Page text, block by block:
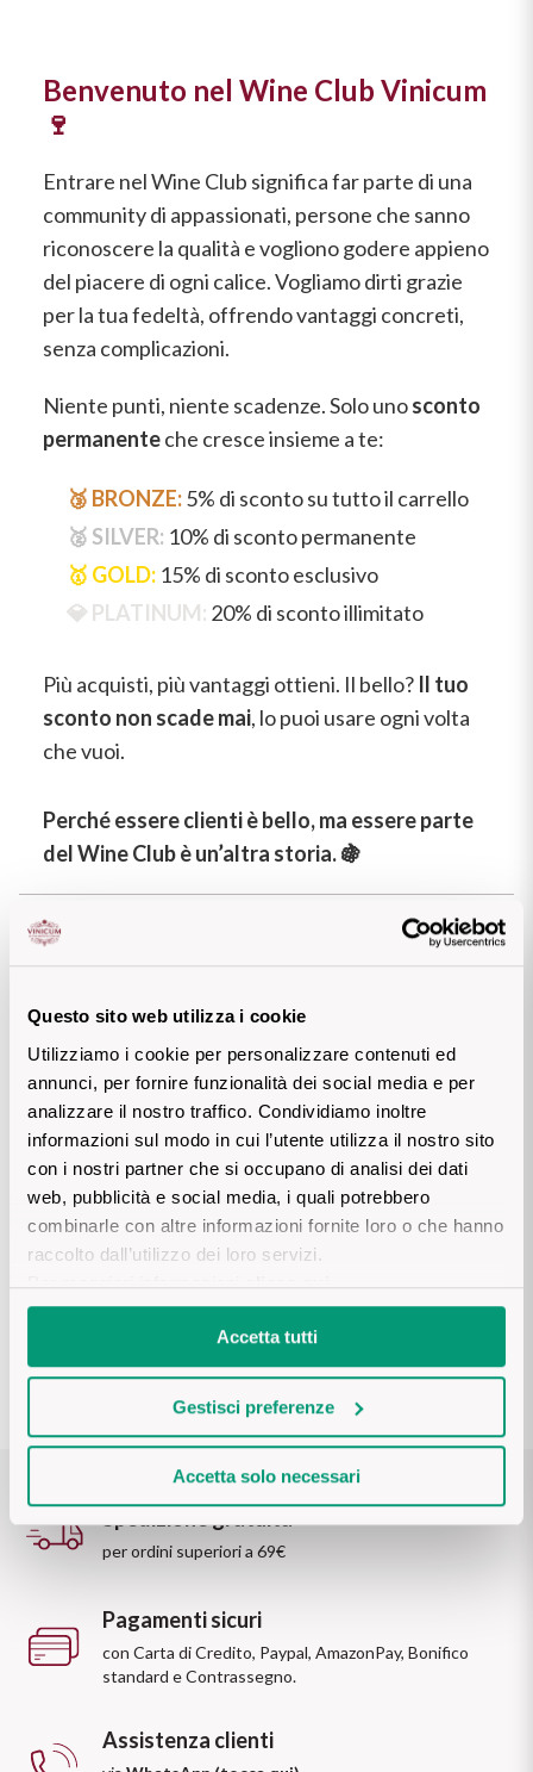
Questo sito web utilizza i cookie
Utilizziamo i cookie per personalizzare contenuti ed
annunci, per fornire funzionalità dei social media e per
analizzare il nostro traffico. Condividiamo inoltre
informazioni sul modo in cui l’utente utilizza il nostro sito
con i nostri partner che si occupano di analisi dei dati
web, pubblicità e social media, i quali potrebbero
combinarle con altre informazioni fornite loro o che hanno
raccolto dall’utilizzo dei loro servizi.
Per maggiori informazioniclicca qui.
Accetta tutti
Gestisci preferenze
Accetta solo necessari
Cavicchioli
Conti Serristori
EPC Champagne
Fontana Candida
Melini
Nino Negri
Re Manfredi
Santi
Vigneti La Selvanella
REGIONE
Bordeaux
Lazio
Lombardia
Puglia
Toscana
Chianti
Franciacorta
Frascati
Lugana
Metodo Classico
Nebbiolo
Nero D'Avola
Pinot Grigio
Pinot Nero
Recioto
Ripasso
Sauvignon
Sforzato di Valtellina
Soave
Valpolicella
PROVENIENZA
Vini Lucani
Carne
IL CUORE ROSSO
DI BASILICATA
Scopri l'Aglianico
LASCIATI
INCANTARE
DALL'AMARONE
Il Re dei rossi
Scopri i vini
Carne
Vedi tutti
SOAVE: IL
VERONA
Scopri di più
I BIANCHI DI
SICILIA
Scopri di più
KREOS
Negroamaro
Rosato Salento IGT
Rosa brillante e intenso che
ricorda il colore del corallo di mare!
Gli indispensabili per il vino
Benvenuto nel Wine Club Vinicum
🍷
Entrare nel Wine Club significa far parte di una
community di appassionati, persone che sanno
riconoscere la qualità e vogliono godere appieno
del piacere di ogni calice. Vogliamo dirti grazie
per la tua fedeltà, offrendo vantaggi concreti,
senza complicazioni.
Niente punti, niente scadenze. Solo unosconto
permanenteche cresce insieme a te:
🥉 BRONZE:5% di sconto su tutto il carrello
🥈 SILVER: 10% di sconto permanente
🥇 GOLD: 15% di sconto esclusivo
💎 PLATINUM: 20% di sconto illimitato
Più acquisti, più vantaggi ottieni. Il bello? Il tuo
sconto non scade mai, lo puoi usare ogni volta
che vuoi.
Perché essere clienti è bello, ma essere parte
del Wine Club è un’altra storia. 🍇
scopri a quale livello appartieni
Aderendo al Wine Club si sarà automaticamente iscritti alla
newsletter.
I codici sconto non sono cumulabili.
Spedizione gratuita
per ordini superiori a 69€
Pagamenti sicuri
con Carta di Credito, Paypal, AmazonPay, Bonifico
standard e Contrassegno.
Assistenza clienti